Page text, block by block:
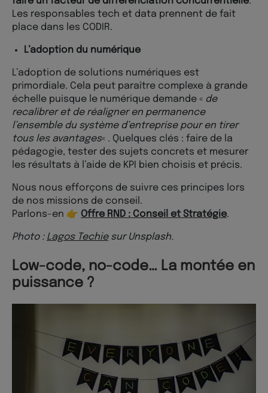
Les responsables tech et data prennent de fait
place dans les CODIR.
L’adoption du numérique
L’adoption de solutions numériques est
primordiale. Cela peut paraître complexe à grande
échelle puisque le numérique demande « de
recalibrer et de réaligner en permanence
l’ensemble du système d’entreprise pour en tirer
tous les avantages« . Quelques clés : faire de la
pédagogie, tester des sujets concrets et mesurer
les résultats à l’aide de KPI bien choisis et précis.
Nous nous efforçons de suivre ces principes lors
de nos missions de conseil.
Parlons-en 👉 Offre RND : Conseil et Stratégie.
Photo : Lagos Techiesur Unsplash.
Low-code, no-code… La montée en
puissance ?